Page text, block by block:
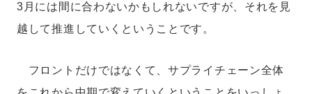
3月には間に合わないかもしれないですが、それを見
越して推進していくということです。
フロントだけではなくて、サプライチェーン全体